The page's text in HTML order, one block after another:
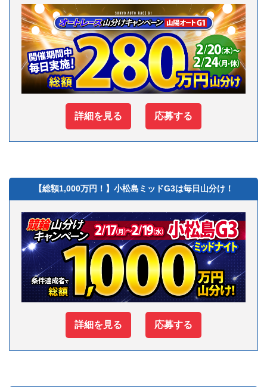
詳細を見る 応募する
【総額1,000万円！】小松島ミッドG3は毎日山分け！
詳細を見る 応募する